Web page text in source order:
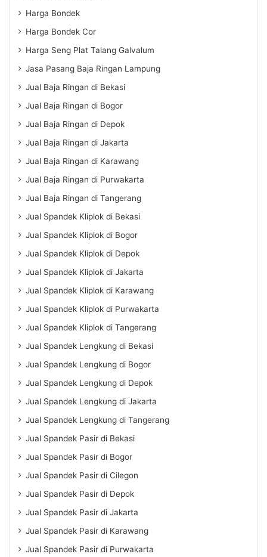
Harga Bondek
Harga Bondek Cor
Harga Seng Plat Talang Galvalum
Jasa Pasang Baja Ringan Lampung
Jual Baja Ringan di Bekasi
Jual Baja Ringan di Bogor
Jual Baja Ringan di Depok
Jual Baja Ringan di Jakarta
Jual Baja Ringan di Karawang
Jual Baja Ringan di Purwakarta
Jual Baja Ringan di Tangerang
Jual Spandek Kliplok di Bekasi
Jual Spandek Kliplok di Bogor
Jual Spandek Kliplok di Depok
Jual Spandek Kliplok di Jakarta
Jual Spandek Kliplok di Karawang
Jual Spandek Kliplok di Purwakarta
Jual Spandek Kliplok di Tangerang
Jual Spandek Lengkung di Bekasi
Jual Spandek Lengkung di Bogor
Jual Spandek Lengkung di Depok
Jual Spandek Lengkung di Jakarta
Jual Spandek Lengkung di Tangerang
Jual Spandek Pasir di Bekasi
Jual Spandek Pasir di Bogor
Jual Spandek Pasir di Cilegon
Jual Spandek Pasir di Depok
Jual Spandek Pasir di Jakarta
Jual Spandek Pasir di Karawang
Jual Spandek Pasir di Purwakarta